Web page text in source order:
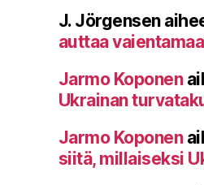
J. Jörgensen
auttaa
Jarmo Koponen
Ukrainan
Jarmo Koponen
siitä, millaiseksi